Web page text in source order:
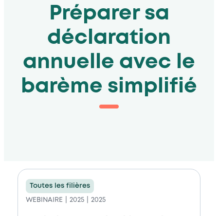
Préparer sa
déclaration
annuelle avec le
barème simplifié
Toutes les filières
WEBINAIRE 2025 2025